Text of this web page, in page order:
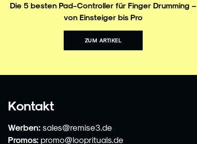
Die 5 besten Pad-Controller für Finger Drumming –
von Einsteiger bis Pro
ZUM ARTIKEL
Kontakt
Werben: sales@remise3.de
Promos: promo@looprituals.de